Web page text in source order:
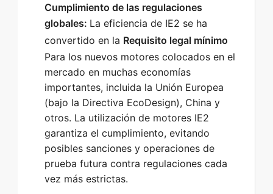
Cumplimiento de las regulaciones
globales: La eficiencia de IE2 se ha
convertido en la Requisito legal mínimo
Para los nuevos motores colocados en el
mercado en muchas economías
importantes, incluida la Unión Europea
(bajo la Directiva EcoDesign), China y
otros. La utilización de motores IE2
garantiza el cumplimiento, evitando
posibles sanciones y operaciones de
prueba futura contra regulaciones cada
vez más estrictas.